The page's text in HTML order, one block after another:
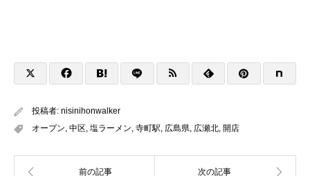
投稿者: nisinihonwalker
オープン, 中区, 塩ラーメン, 寺町駅, 広島県, 広瀬北, 開店